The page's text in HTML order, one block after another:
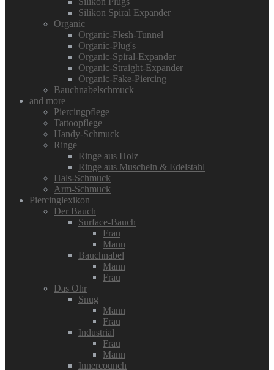
Silikon Spiral Expander
Organic
Organic-Flesh-Tunnel
Organic-Plug's
Organic-Spiral-Expander
Organic-Straight-Expander
Organic-Fake-Piercing
Bauchnabelschmuck
and more
Piercingpflege
Tattoopflege
Handy-Schmuck
Ringe
Ringe aus Holz
Ringe aus Muscheln & Edelstahl
Hals-Schmuck
Arm-Schmuck
Piercinglexikon
Der Bauch
Surface-Bauch
Frau
Mann
Bauchnabel
Mann
Frau
Das Ohr
Snug
Mann
Frau
Industrial
Frau
Mann
Innercounch